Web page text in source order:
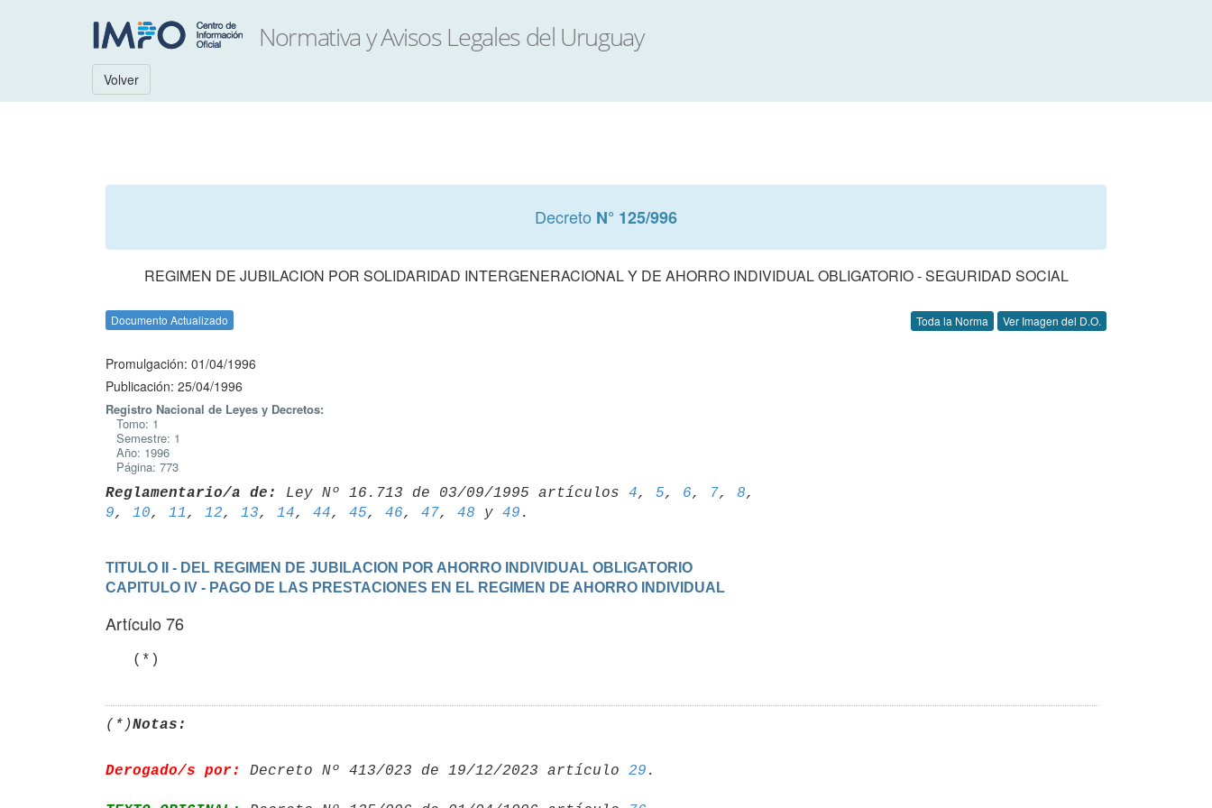
Volver
Decreto N° 125/996
REGIMEN DE JUBILACION POR SOLIDARIDAD INTERGENERACIONAL Y DE AHORRO INDIVIDUAL OBLIGATORIO - SEGURIDAD SOCIAL
Documento Actualizado Toda la Norma Ver Imagen del D.O.
Promulgación: 01/04/1996
Publicación: 25/04/1996
Registro Nacional de Leyes y Decretos:
Tomo: 1
Semestre: 1
Año: 1996
Página: 773
Reglamentario/a de: Ley Nº 16.713 de 03/09/1995 artículos 4, 5, 6, 7, 8,
9, 10, 11 , 12, 13, 14, 44, 45, 46, 47, 48 y 49
TITULO II - DEL REGIMEN DE JUBILACION POR AHORRO INDIVIDUAL OBLIGATORIO
CAPITULO IV - PAGO DE LAS PRESTACIONES EN EL REGIMEN DE AHORRO INDIVIDUAL
Artículo 76
   (*)
(*)Notas:
Derogado/s por: Decreto Nº 413/023 de 19/12/2023 artículo 29